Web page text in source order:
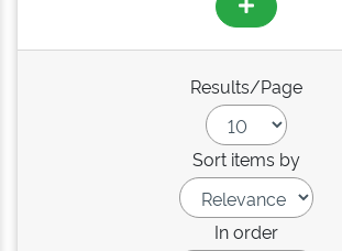
Results/Page
Sort items by
In order